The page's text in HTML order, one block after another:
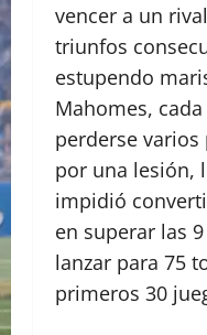
vencer a un
triunfos
estupendo
Mahomes,
perderse
por una lesión,
impidió
en superar las
lanzar para 75
primeros 30